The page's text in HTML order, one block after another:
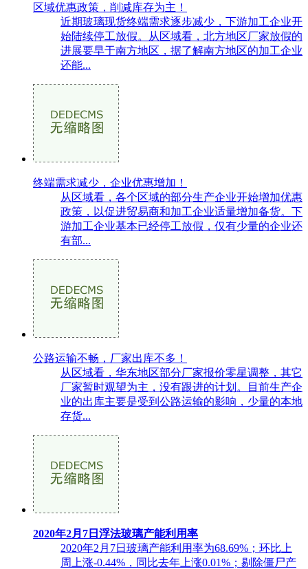
区域优惠政策，削减库存为主！
近期玻璃现货终端需求逐步减少，下游加工企业开
始陆续停工放假。从区域看，北方地区厂家放假的
进展要早于南方地区，据了解南方地区的加工企业
还能...
终端需求减少，企业优惠增加！
从区域看，各个区域的部分生产企业开始增加优惠
政策，以促进贸易商和加工企业适量增加备货。下
游加工企业基本已经停工放假，仅有少量的企业还
有部...
公路运输不畅，厂家出库不多！
从区域看，华东地区部分厂家报价零星调整，其它
厂家暂时观望为主，没有跟进的计划。目前生产企
业的出库主要是受到公路运输的影响，少量的本地
存货...
2020年2月7日浮法玻璃产能利用率
2020年2月7日玻璃产能利用率为68.69%；环比上
周上涨-0.44%，同比去年上涨0.01%；剔除僵尸产